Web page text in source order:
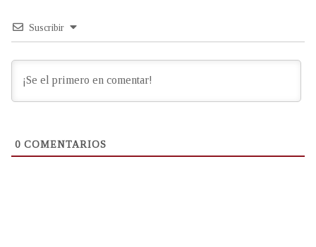
Suscribir
0 COMENTARIOS